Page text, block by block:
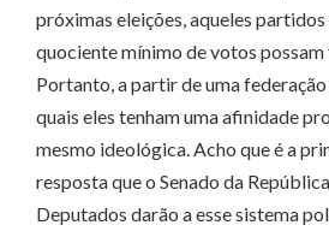
próximas eleições, aqueles partidos
quociente mínimo de votos possam
Portanto, a partir de uma
quais eles tenham uma afinidade
mesmo ideológica. Acho que é a
resposta que o Senado da
Deputados darão a esse sistema